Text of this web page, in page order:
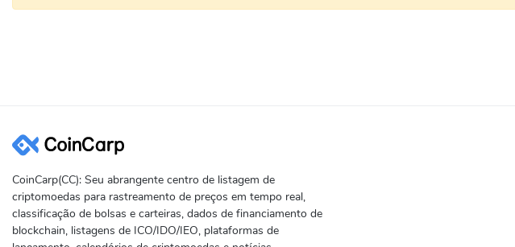
CoinCarp(CC): Seu abrangente centro de listagem de
criptomoedas para rastreamento de preços em tempo real,
classificação de bolsas e carteiras, dados de financiamento de
blockchain, listagens de ICO/IDO/IEO, plataformas de